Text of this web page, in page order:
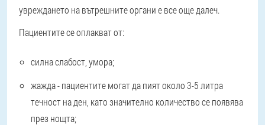
увреждането на вътрешните органи е все още далеч.
Пациентите се оплакват от:
силна слабост, умора;
жажда - пациентите могат да пият около 3-5 литра
течност на ден, като значително количество се появява
през нощта;